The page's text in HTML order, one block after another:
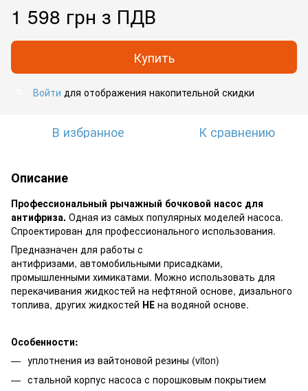
1 598 грн з ПДВ
Купить
Войти для отображения накопительной скидки
В избранное К сравнению
Описание
Профессиональный рычажный бочковой насос для
антифриза. Одная из самых популярных моделей насоса.
Спроектирован для профессионального использования.
Предназначен для работы с
антифризами, автомобильными присадками,
промышленными химикатами. Можно использовать для
перекачивания жидкостей на нефтяной основе, дизального
топлива, других жидкостей НЕ на водяной основе.
Особенности:
уплотнения из вайтоновой резины (viton)
стальной корпус насоса с порошковым покрытием